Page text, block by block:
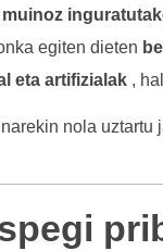
muinoz
egiten dieten
eta artifizialak,
nola